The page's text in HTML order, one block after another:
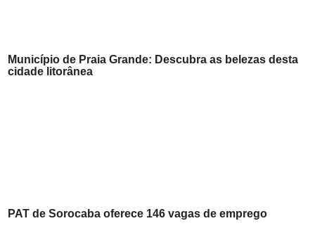
Município de Praia Grande: Descubra as belezas desta
cidade litorânea
PAT de Sorocaba oferece 146 vagas de emprego